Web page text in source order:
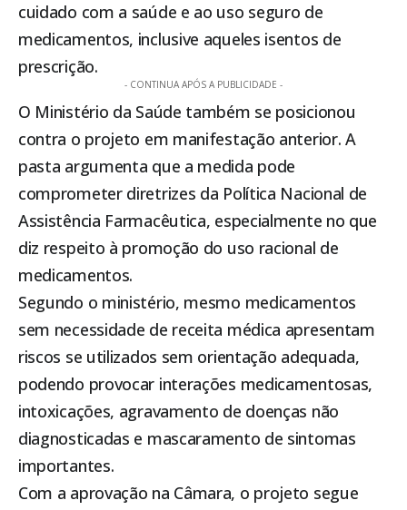
cuidado com a saúde e ao uso seguro de
medicamentos, inclusive aqueles isentos de
prescrição.
- CONTINUA APÓS A PUBLICIDADE -
O Ministério da Saúde também se posicionou
contra o projeto em manifestação anterior. A
pasta argumenta que a medida pode
comprometer diretrizes da Política Nacional de
Assistência Farmacêutica, especialmente no que
diz respeito à promoção do uso racional de
medicamentos.
Segundo o ministério, mesmo medicamentos
sem necessidade de receita médica apresentam
riscos se utilizados sem orientação adequada,
podendo provocar interações medicamentosas,
intoxicações, agravamento de doenças não
diagnosticadas e mascaramento de sintomas
importantes.
Com a aprovação na Câmara, o projeto segue